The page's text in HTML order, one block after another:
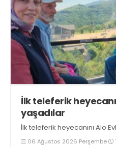
İlk teleferik
yaşadılar
İlk teleferik heyecanını Alo
06 Ağustos 2026 Perşembe